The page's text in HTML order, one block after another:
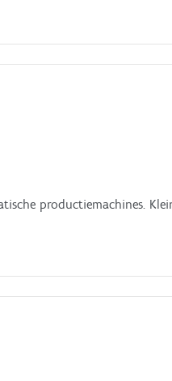
productiemachines.